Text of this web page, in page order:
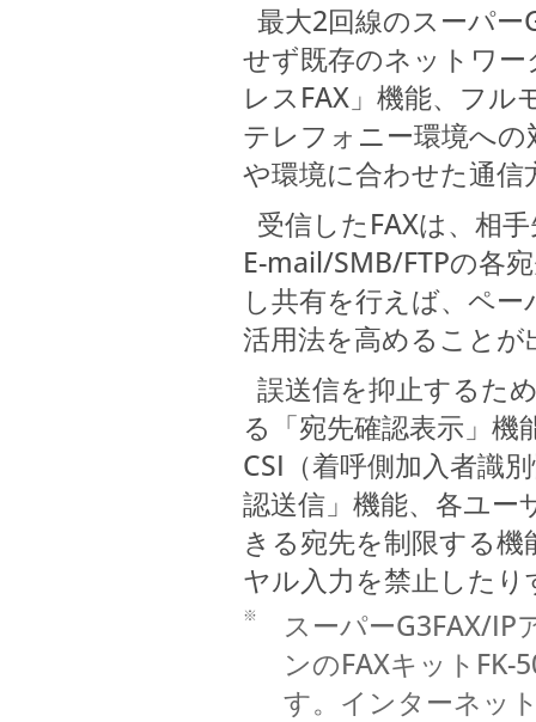
最大2回線のスーパ
せず既存のネットワ
レスFAX」機能、フル
テレフォニー環境への
や環境に合わせた通
受信したFAXは、相
E-mail/SMB/FTPの各
し共有を行えば、ペ
活用法を高めることが
誤送信を抑止するた
る「宛先確認表示」
CSI（着呼側加入者識
認送信」機能、各ユ
きる宛先を制限する
ヤル入力を禁止した
※
スーパーG3FAX/IP
ンのFAXキット
す。インターネッ